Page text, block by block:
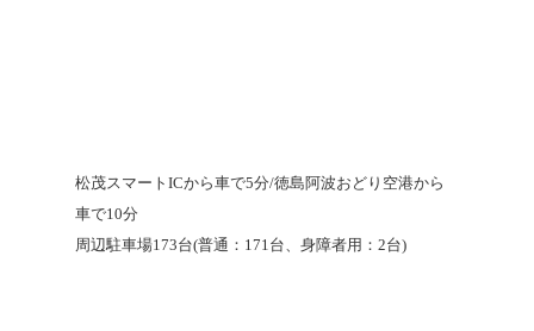
松茂スマートICから車で5分/徳島阿波おどり空港から
車で10分
周辺駐車場173台(普通：171台、身障者用：2台)